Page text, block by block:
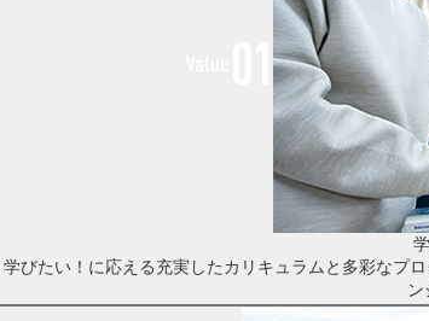
学びたい！に応える充実したカリキュラムと多彩なプ
ン